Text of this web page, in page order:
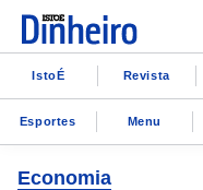
IstoÉ Revista
Esportes Menu
Economia